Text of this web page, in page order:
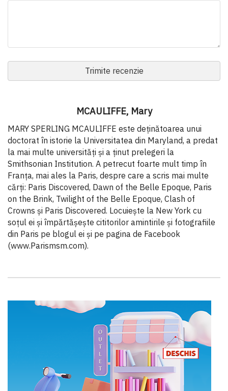
Trimite recenzie
MCAULIFFE, Mary
MARY SPERLING MCAULIFFE este deținătoarea unui
doctorat în istorie la Universitatea din Maryland, a predat
la mai multe universități și a ținut prelegeri la
Smithsonian Institution. A petrecut foarte mult timp în
Franța, mai ales la Paris, despre care a scris mai multe
cărți: Paris Discovered, Dawn of the Belle Epoque, Paris
on the Brink, Twilight of the Belle Epoque, Clash of
Crowns și Paris Discovered. Locuiește la New York cu
soțul ei și împărtășește cititorilor amintirile și fotografiile
din Paris pe blogul ei și pe pagina de Facebook
(www.Parismsm.com).